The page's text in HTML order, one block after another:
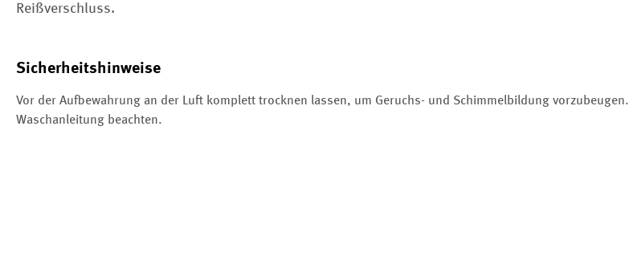
Reißverschluss.
Sicherheitshinweise
Vor der Aufbewahrung an der Luft komplett trocknen lassen, um Geruchs- und Schimmelbildung vorzubeugen.
Waschanleitung beachten.